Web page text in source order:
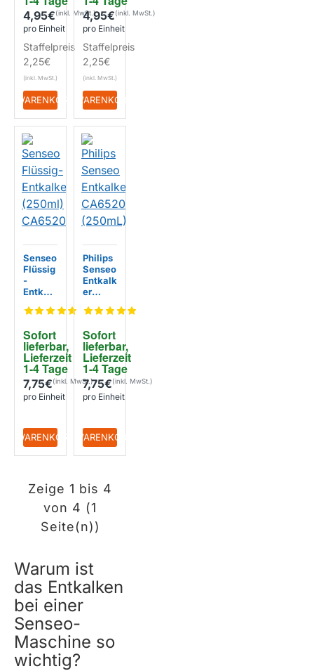
)
4,95€
pro Einheit
Staffelpreis
2,25€
+ WARENKORB
4,95€
pro Einheit
Staffelpreis
2,25€
+ WARENKORB
Sofort
lieferbar,
Lieferzeit
1-4 Tage
Senseo
Flüssig
-
Entkalk
(250ml
CA652
0/00
7,75€
pro Einheit
+ WARENKORB
Sofort
lieferbar,
Lieferzeit
1-4 Tage
Philips
Senseo
Entkalk
er
0
)
7,75€
pro Einheit
+ WARENKORB
Zeige 1 bis 4
von 4 (1
Seite(n))
Warum ist
das Entkalken
bei einer
Senseo-
Maschine so
wichtig?